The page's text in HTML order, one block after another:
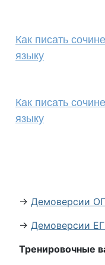
Как писать
языку
Как писать
языку
→ Демоверсии
→ Демоверсии
Тренировочные